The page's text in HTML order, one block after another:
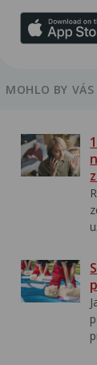
MOHLO BY